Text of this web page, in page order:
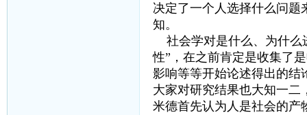
决定了一个人选择什么问题
知。
社会学对是什么、为什么
性”，在之前肯定是收集了
影响等等开始论述得出的结
大家对研究结果也大知一二
米德首先认为人是社会的产